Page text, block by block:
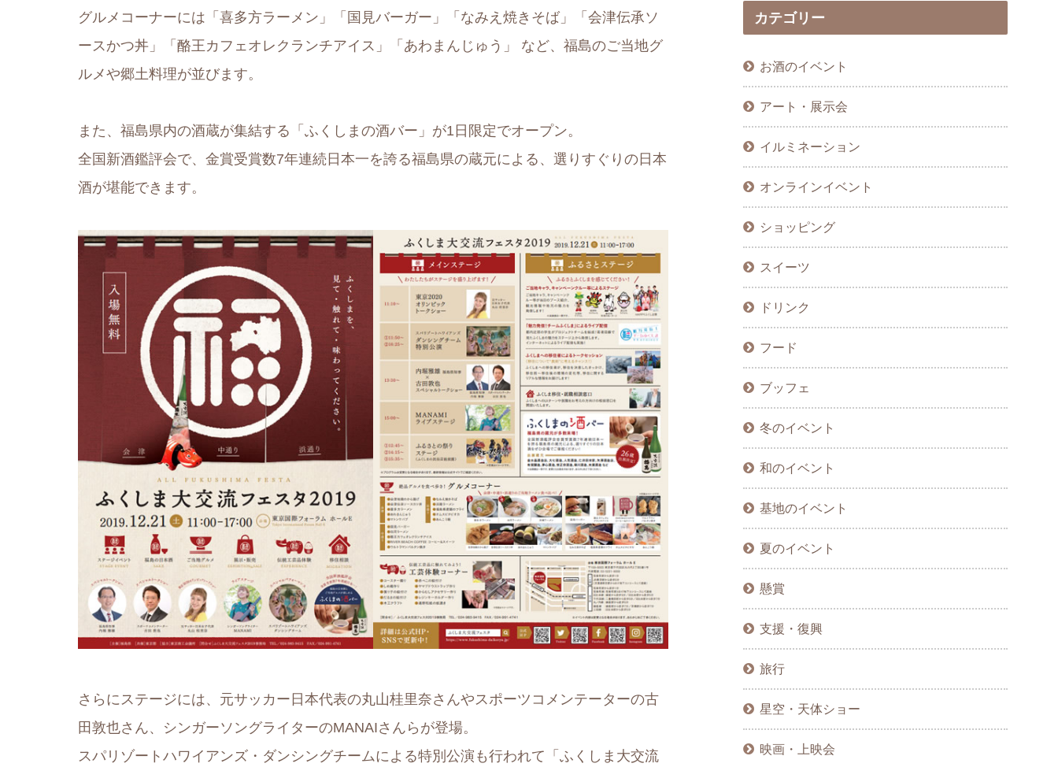
グルメコーナーには「喜多方ラーメン」「国見バーガー」「なみえ焼きそば」「会津伝承ソ
ースかつ丼」「酪王カフェオレクランチアイス」「あわまんじゅう」 など、福島のご当地グ
ルメや郷土料理が並びます。
また、福島県内の酒蔵が集結する「ふくしまの酒バー」が1日限定でオープン。
全国新酒鑑評会で、金賞受賞数7年連続日本一を誇る福島県の蔵元による、選りすぐりの日本
酒が堪能できます。
さらにステージには、元サッカー日本代表の丸山桂里奈さんやスポーツコメンテーターの古
田敦也さん、シンガーソングライターのMANAIさんらが登場。
スパリゾートハワイアンズ・ダンシングチームによる特別公演も行われて「ふくしま大交流
カテゴリー
お酒のイベント
アート・展示会
イルミネーション
オンラインイベント
ショッピング
スイーツ
ドリンク
フード
ブッフェ
冬のイベント
和のイベント
基地のイベント
夏のイベント
懸賞
支援・復興
旅行
星空・天体ショー
映画・上映会